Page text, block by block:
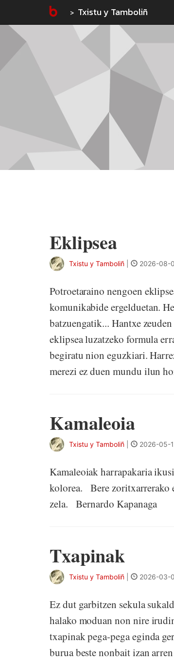
Txistu y Tamboliñ
Eklipsea
Txistu y Tamboliñ 2026-08-
Potroetaraino nengoen
komunikabide ergelduetan.
batzuengatik... Hantxe
eklipsea luzatzeko formula
begiratu nion eguzkiari.
merezi ez duen mundu ilun
Kamaleoia
Txistu y Tamboliñ 2026-05-
Kamaleoiak harrapakaria
kolorea. Bere zoritxarrerako
zela. Bernardo Kapanaga
Txapinak
Txistu y Tamboliñ 2026-03-
Ez dut garbitzen sekula
halako moduan non nire
txapinak pega-pega eginda
burua beste nonbait izan